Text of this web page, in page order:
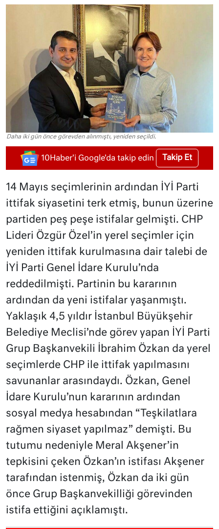
Daha iki gün önce görevden alınmıştı, yeniden seçildi.
10Haber'i Google'da takip edin Takip Et
14 Mayıs seçimlerinin ardından İYİ Parti
ittifak siyasetini terk etmiş, bunun üzerine
partiden peş peşe istifalar gelmişti. CHP
Lideri Özgür Özel’in yerel seçimler için
yeniden ittifak kurulmasına dair talebi de
İYİ Parti Genel İdare Kurulu’nda
reddedilmişti. Partinin bu kararının
ardından da yeni istifalar yaşanmıştı.
Yaklaşık 4,5 yıldır İstanbul Büyükşehir
Belediye Meclisi’nde görev yapan İYİ Parti
Grup Başkanvekili İbrahim Özkan da yerel
seçimlerde CHP ile ittifak yapılmasını
savunanlar arasındaydı. Özkan, Genel
İdare Kurulu’nun kararının ardından
sosyal medya hesabından “Teşkilatlara
rağmen siyaset yapılmaz” demişti. Bu
tutumu nedeniyle Meral Akşener’in
tepkisini çeken Özkan’ın istifası Akşener
tarafından istenmiş, Özkan da iki gün
önce Grup Başkanvekilliği görevinden
istifa ettiğini açıklamıştı.